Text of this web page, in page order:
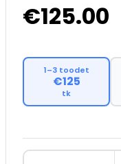
€125.00
1–3 toodet
€125
tk